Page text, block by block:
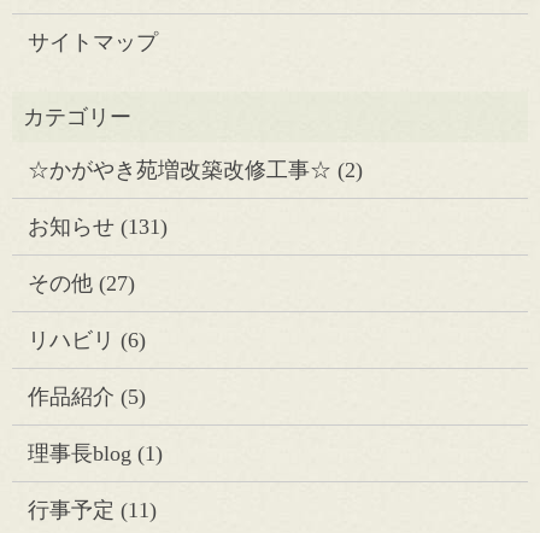
サイトマップ
☆かがやき苑増改築改修工事☆ (2)
お知らせ(131)
その他(27)
リハビリ (6)
作品紹介 (5)
理事長blog (1)
行事予定 (11)